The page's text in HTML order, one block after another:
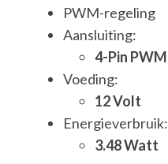
PWM-regeling
Aansluiting:
4-Pin PWM
Voeding:
12 Volt
Energieverbruik:
3.48 Watt